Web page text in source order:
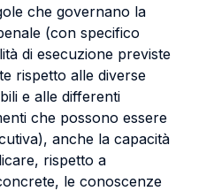
che governano la
(con specifico
di esecuzione previste
rispetto alle diverse
e alle differenti
che possono essere
anche la capacità
rispetto a
le conoscenze